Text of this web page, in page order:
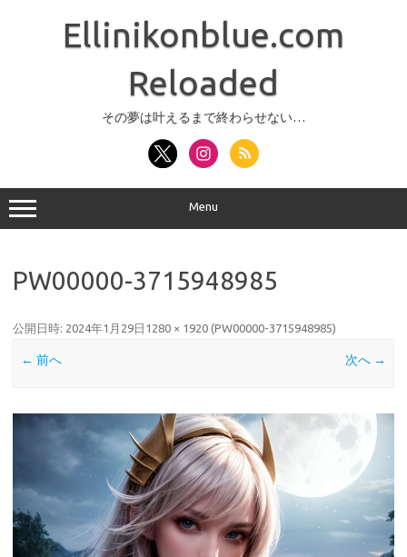
Ellinikonblue.com
Reloaded
その夢は叶えるまで終わらせない…
Menu
PW00000-3715948985
公開日時: 2024年1月29日 1280 × 1920 (PW00000-3715948985)
← 前へ 次へ →